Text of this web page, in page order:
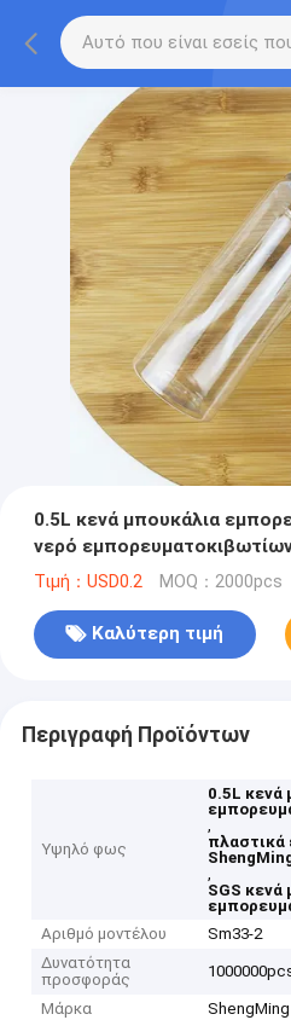
0.5L κενά μπουκάλια
νερό
τροφίμων καλυμμάτων
Τιμή：USD0.2 MOQ：2000pcs
Καλύτερη τιμή
Περιγραφή Προϊόντων
Υψηλό φως
0.5L κενά
,
πλαστικά
,
SGS κενά
Αριθμό μοντέλου
Sm33-2
Δυνατότητα
προσφοράς
Μάρκα
ShengMing